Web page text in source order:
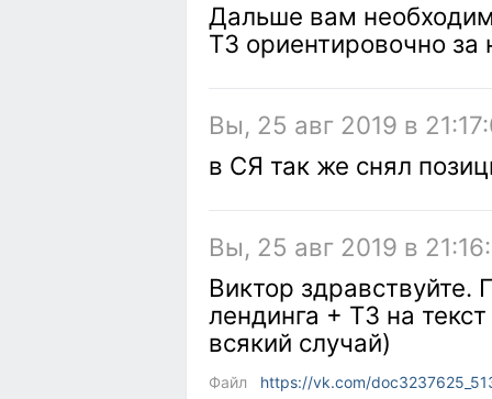
Дальше вам
ТЗ ориентировочно за
Вы, 25 авг 2019 в
в СЯ так же снял
Вы, 25 авг 2019 в
Виктор здравствуйте.
лендинга + ТЗ на
всякий случай)
Файл
https://vk.com/